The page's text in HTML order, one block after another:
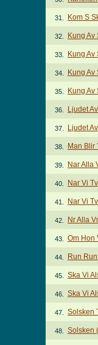
31. Kom S
32. Kung
33. Kung
34. Kung
35. Kung Av
36. Ljudet
37. Ljudet
38. Man Blir
39. Nar Alla
40. Nar Vi
41. Nar Vi
42. Nr Alla
43. Om Hon
44. Run
45. Ska Vi
46. Ska Vi
47. Solsken
48. Solsken